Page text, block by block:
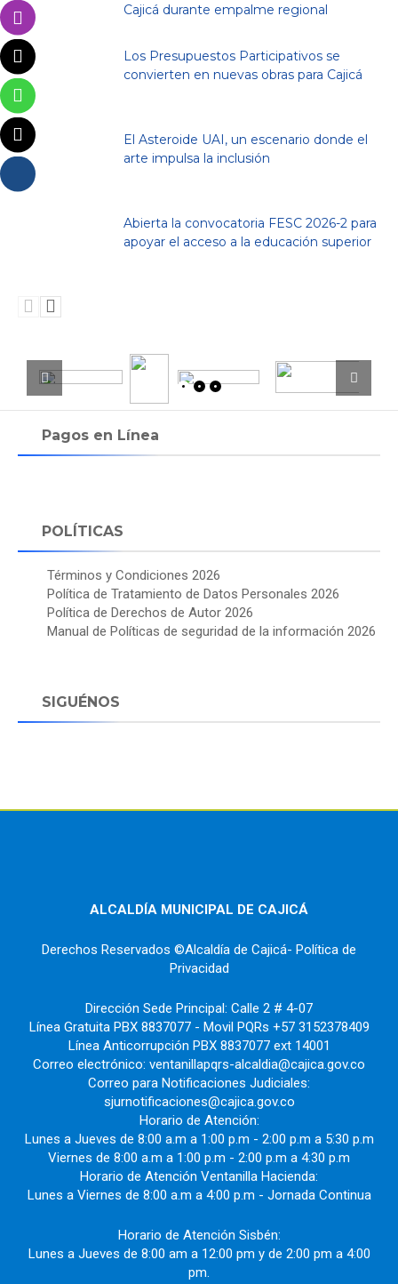
Cajicá durante empalme regional
Los Presupuestos Participativos se
convierten en nuevas obras para Cajicá
El Asteroide UAI, un escenario donde el
arte impulsa la inclusión
Abierta la convocatoria FESC 2026-2 para
apoyar el acceso a la educación superior
Pagos en Línea
POLÍTICAS
Términos y Condiciones 2026
Política de Tratamiento de Datos Personales 2026
Política de Derechos de Autor 2026
Manual de Políticas de seguridad de la información 2026
SIGUÉNOS
ALCALDÍA MUNICIPAL DE CAJICÁ
Derechos Reservados ©Alcaldía de Cajicá- Política de
Privacidad
Dirección Sede Principal: Calle 2 # 4-07
Línea Gratuita PBX 8837077 - Movil PQRs +57 3152378409
Línea Anticorrupción PBX 8837077 ext 14001
Correo electrónico: ventanillapqrs-alcaldia@cajica.gov.co
Correo para Notificaciones Judiciales:
sjurnotificaciones@cajica.gov.co
Horario de Atención:
Lunes a Jueves de 8:00 a.m a 1:00 p.m - 2:00 p.m a 5:30 p.m
Viernes de 8:00 a.m a 1:00 p.m - 2:00 p.m a 4:30 p.m
Horario de Atención Ventanilla Hacienda:
Lunes a Viernes de 8:00 a.m a 4:00 p.m - Jornada Continua
Horario de Atención Sisbén:
Lunes a Jueves de 8:00 am a 12:00 pm y de 2:00 pm a 4:00
pm.